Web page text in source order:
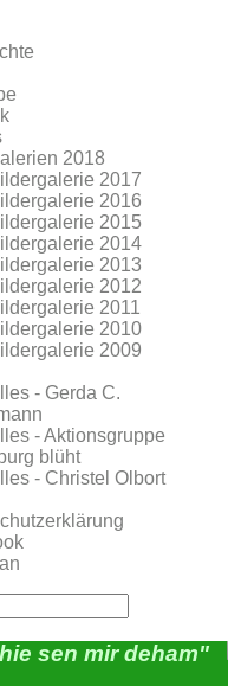
2018
2017
2016
2015
2014
2013
2012
2011
2010
2009
- Gerda C.
- Aktionsgruppe
blüht
- Christel Olbort
sen mir deham"